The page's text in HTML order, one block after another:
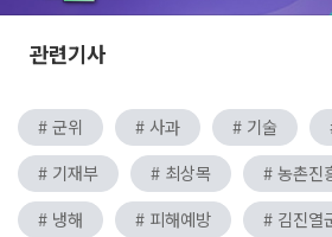
관련기사
# 군위 # 사과 # 기술
# 기재부
# 최상목 # 농촌진
# 냉해
# 피해예방 # 김진열